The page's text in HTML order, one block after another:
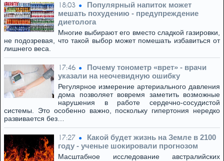
18:03
Популярный напиток может
мешать похудению - предупреждение
диетолога
Многие выбирают его вместо сладкой газировки,
не подозревая, что такой выбор может помешать избавиться от
лишнего веса.
17:46
Почему тонометр «врет» - врачи
указали на неочевидную ошибку
Регулярное измерение артериального давления
дома позволяет вовремя заметить возможные
нарушения в работе сердечно-сосудистой
системы. Это особенно важно, поскольку гипертония нередко
развивается без…
17:27
Какой будет жизнь на Земле в 2100
году - ученые шокировали прогнозом
Масштабное исследование австралийских